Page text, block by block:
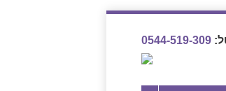
0544-519-309